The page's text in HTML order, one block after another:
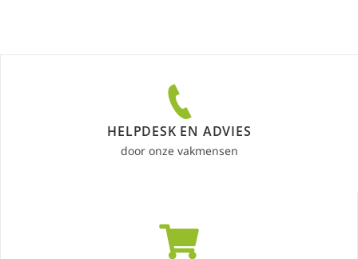
HELPDESK EN ADVIES
door onze vakmensen